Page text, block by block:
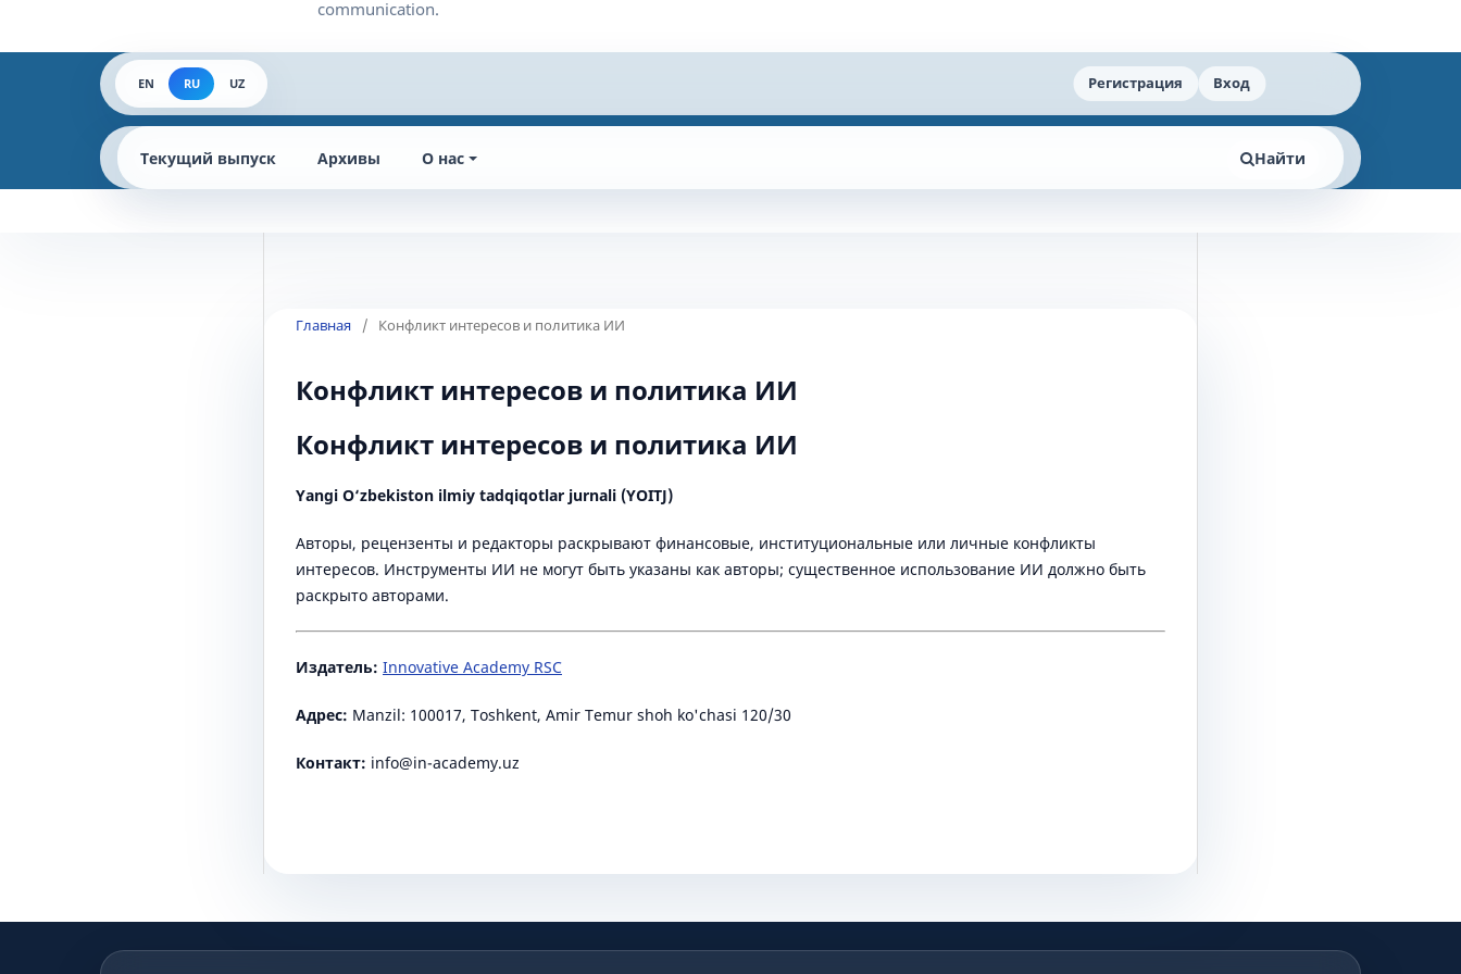
EN RU UZ Регистрация Вход
Текущий выпуск Архивы О нас Найти
Главная / Конфликт интересов и политика ИИ
Конфликт интересов и политика ИИ
Конфликт интересов и политика ИИ
Yangi O‘zbekiston ilmiy tadqiqotlar jurnali (YOITJ)
Авторы, рецензенты и редакторы раскрывают финансовые, институциональные или личные конфликты
интересов. Инструменты ИИ не могут быть указаны как авторы; существенное использование ИИ должно быть
раскрыто авторами.
Издатель: Innovative Academy RSC
Адрес: Manzil: 100017, Toshkent, Amir Temur shoh ko'chasi 120/30
Контакт: info@in-academy.uz